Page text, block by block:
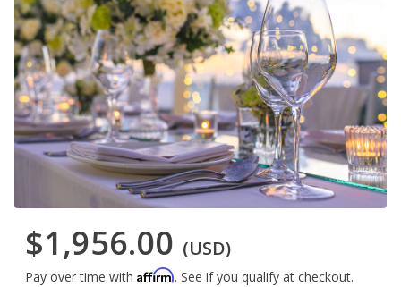
$1,956.00 (USD)
Pay over time with Affirm. See if you qualify at checkout.